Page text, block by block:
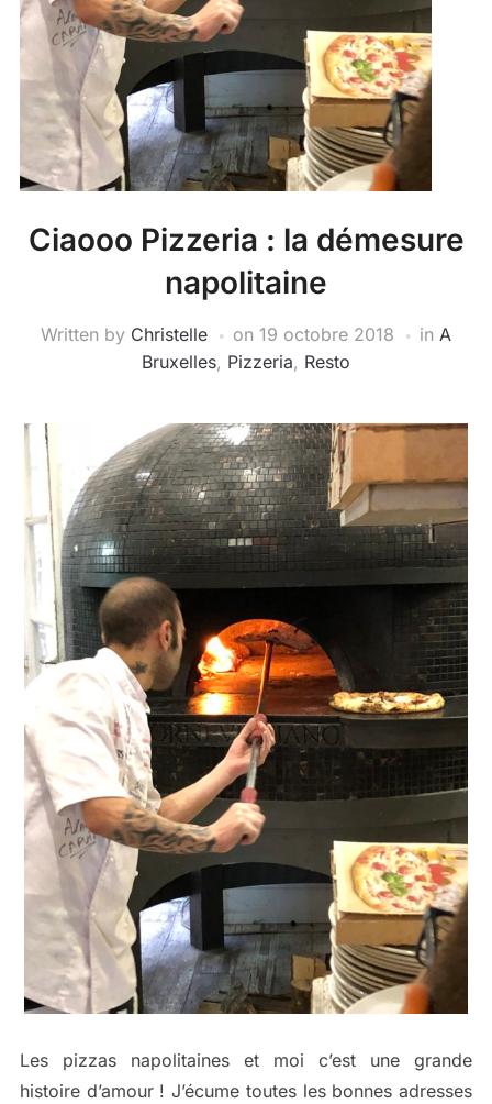
Ciaooo Pizzeria : la démesure
napolitaine
Written by Christelle on 19 octobre 2018 in A
Bruxelles, Pizzeria, Resto
Les pizzas napolitaines et moi c’est une grande
histoire d’amour ! J’écume toutes les bonnes adresses